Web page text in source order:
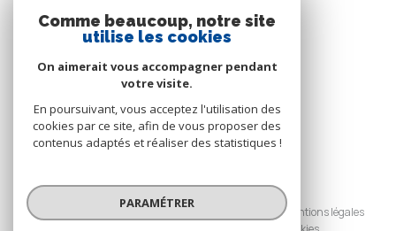
Nous adhérons
© 2026 | Tous droits réservés
Nos honoraires
Nos partenaires
Mentions légales
Comme beaucoup, notre site
utilise les cookies
On aimerait vous accompagner pendant
votre visite.
En poursuivant, vous acceptez l'utilisation des
cookies par ce site, afin de vous proposer des
contenus adaptés et réaliser des statistiques !
PARAMÉTRER